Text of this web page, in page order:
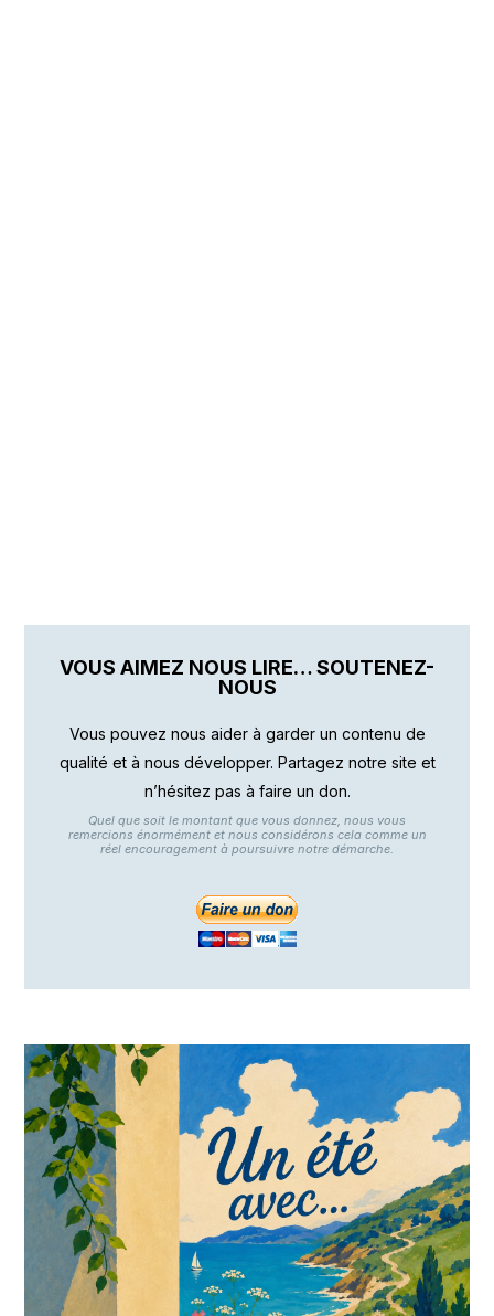
VOUS AIMEZ NOUS LIRE… SOUTENEZ-
NOUS
Vous pouvez nous aider à garder un contenu de
qualité et à nous développer. Partagez notre site et
n’hésitez pas à faire un don.
Quel que soit le montant que vous donnez, nous vous
remercions énormément et nous considérons cela comme un
réel encouragement à poursuivre notre démarche.